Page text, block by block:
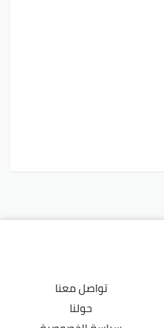
تواصل معنا
حولنا